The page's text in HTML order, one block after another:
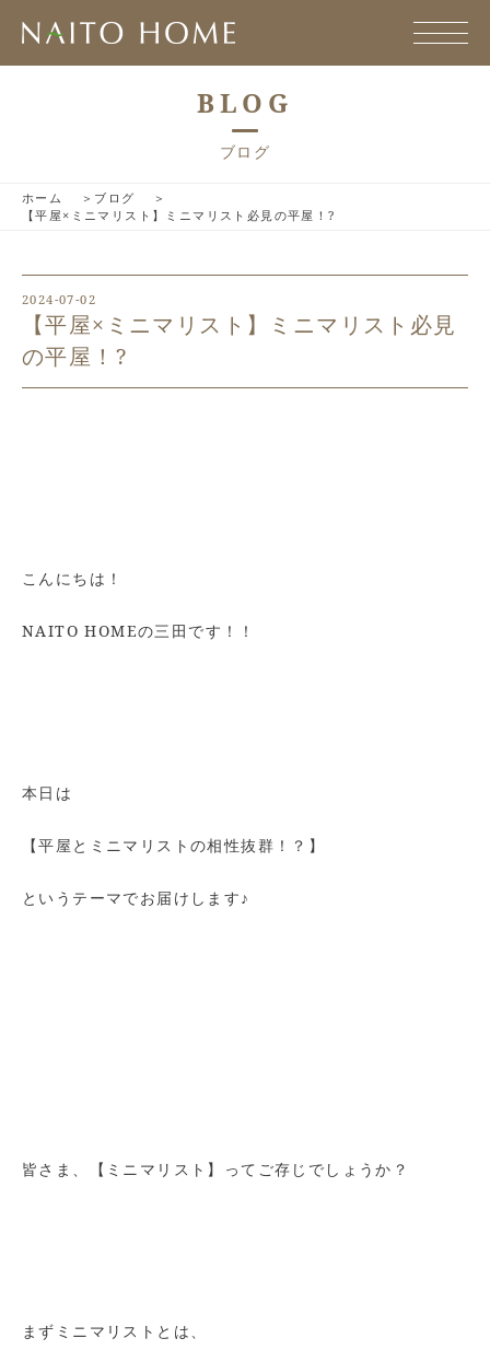
BLOG
ブログ
ホーム
ブログ
【平屋×ミニマリスト】ミニマリスト必見の平屋！?
2024-07-02
【平屋×ミニマリスト】ミニマリスト必見
の平屋！?
こんにちは！
NAITO HOMEの三田です！！
本日は
【平屋とミニマリストの相性抜群！？】
というテーマでお届けします♪
皆さま、【ミニマリスト】ってご存じでしょうか？
まずミニマリストとは、